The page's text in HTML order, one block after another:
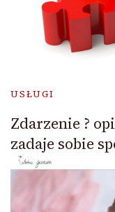
USŁUGI
Zdarzenie ?
zadaje sobie